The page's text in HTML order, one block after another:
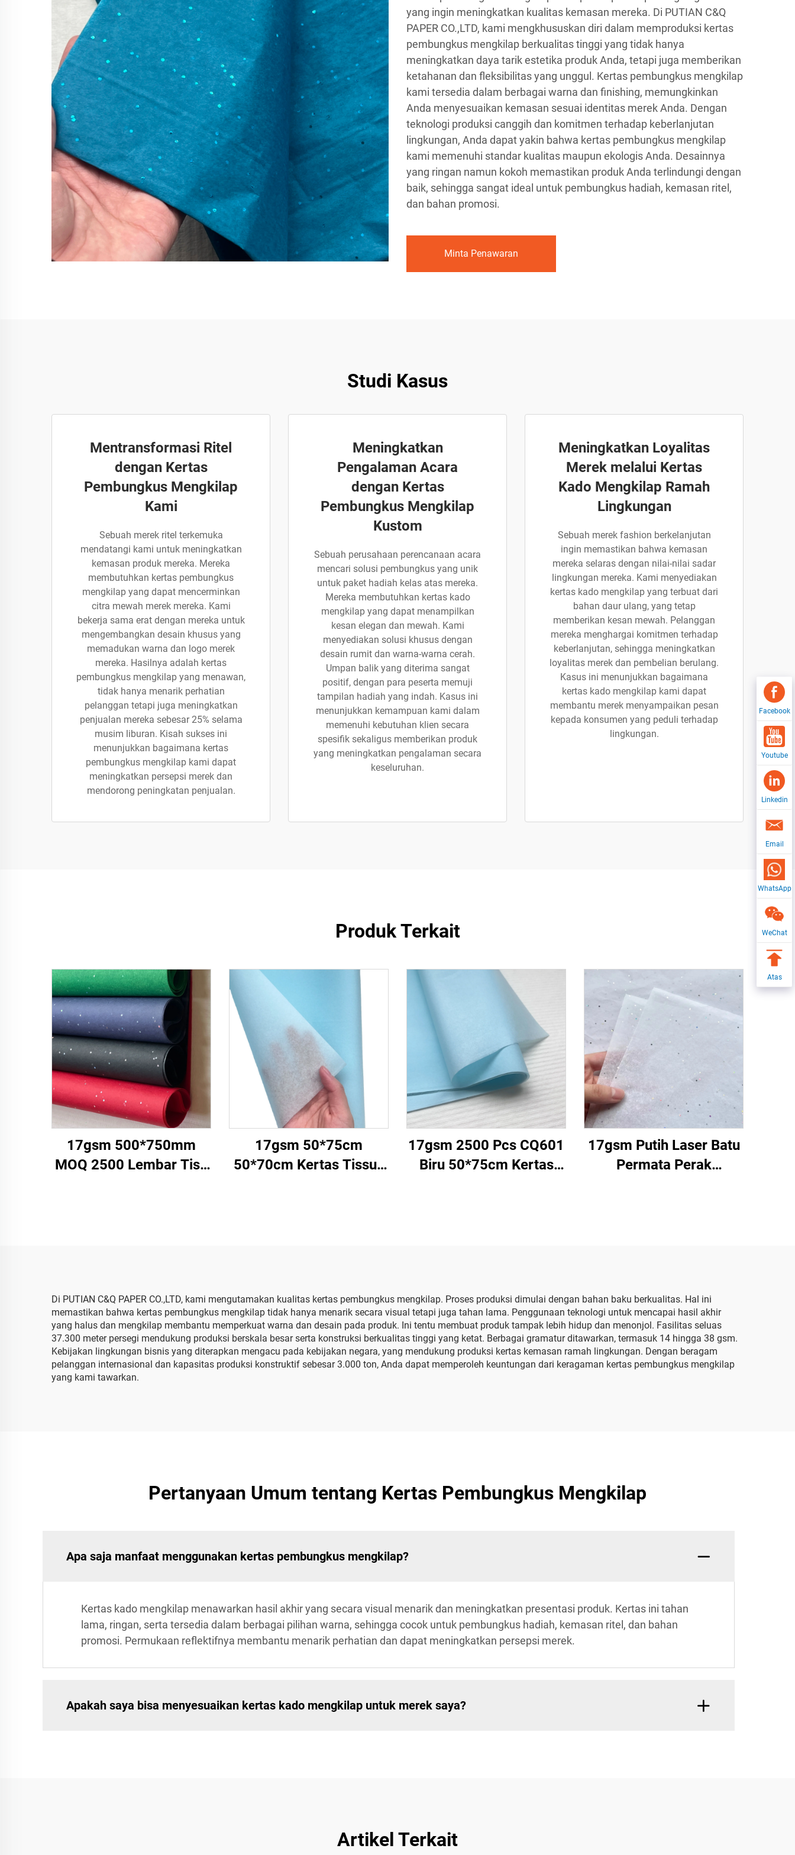
yang ingin meningkatkan kualitas kemasan mereka. Di PUTIAN C&Q
PAPER CO.,LTD, kami mengkhususkan diri dalam memproduksi kertas
pembungkus mengkilap berkualitas tinggi yang tidak hanya
meningkatkan daya tarik estetika produk Anda, tetapi juga memberikan
ketahanan dan fleksibilitas yang unggul. Kertas pembungkus mengkilap
kami tersedia dalam berbagai warna dan finishing, memungkinkan
Anda menyesuaikan kemasan sesuai identitas merek Anda. Dengan
teknologi produksi canggih dan komitmen terhadap keberlanjutan
lingkungan, Anda dapat yakin bahwa kertas pembungkus mengkilap
kami memenuhi standar kualitas maupun ekologis Anda. Desainnya
yang ringan namun kokoh memastikan produk Anda terlindungi dengan
baik, sehingga sangat ideal untuk pembungkus hadiah, kemasan ritel,
dan bahan promosi.
Minta Penawaran
Studi Kasus
Mentransformasi Ritel
dengan Kertas
Pembungkus Mengkilap
Kami
Sebuah merek ritel terkemuka
mendatangi kami untuk meningkatkan
kemasan produk mereka. Mereka
membutuhkan kertas pembungkus
mengkilap yang dapat mencerminkan
citra mewah merek mereka. Kami
bekerja sama erat dengan mereka untuk
mengembangkan desain khusus yang
memadukan warna dan logo merek
mereka. Hasilnya adalah kertas
pembungkus mengkilap yang menawan,
tidak hanya menarik perhatian
pelanggan tetapi juga meningkatkan
penjualan mereka sebesar 25% selama
musim liburan. Kisah sukses ini
menunjukkan bagaimana kertas
pembungkus mengkilap kami dapat
meningkatkan persepsi merek dan
mendorong peningkatan penjualan.
Meningkatkan
Pengalaman Acara
dengan Kertas
Pembungkus Mengkilap
Kustom
Sebuah perusahaan perencanaan acara
mencari solusi pembungkus yang unik
untuk paket hadiah kelas atas mereka.
Mereka membutuhkan kertas kado
mengkilap yang dapat menampilkan
kesan elegan dan mewah. Kami
menyediakan solusi khusus dengan
desain rumit dan warna-warna cerah.
Umpan balik yang diterima sangat
positif, dengan para peserta memuji
tampilan hadiah yang indah. Kasus ini
menunjukkan kemampuan kami dalam
memenuhi kebutuhan klien secara
spesifik sekaligus memberikan produk
yang meningkatkan pengalaman secara
keseluruhan.
Meningkatkan Loyalitas
Merek melalui Kertas
Kado Mengkilap Ramah
Lingkungan
Sebuah merek fashion berkelanjutan
ingin memastikan bahwa kemasan
mereka selaras dengan nilai-nilai sadar
lingkungan mereka. Kami menyediakan
kertas kado mengkilap yang terbuat dari
bahan daur ulang, yang tetap
memberikan kesan mewah. Pelanggan
mereka menghargai komitmen terhadap
keberlanjutan, sehingga meningkatkan
loyalitas merek dan pembelian berulang.
Kasus ini menunjukkan bagaimana
kertas kado mengkilap kami dapat
membantu merek menyampaikan pesan
kepada konsumen yang peduli terhadap
lingkungan.
Produk Terkait
17gsm 500*750mm
MOQ 2500 Lembar Tisu
17gsm 50*75cm
50*70cm Kertas Tissue
17gsm 2500 Pcs CQ601
Biru 50*75cm Kertas
17gsm Putih Laser Batu
Permata Perak
Di PUTIAN C&Q PAPER CO.,LTD, kami mengutamakan kualitas kertas pembungkus mengkilap. Proses produksi dimulai dengan bahan baku berkualitas. Hal ini
memastikan bahwa kertas pembungkus mengkilap tidak hanya menarik secara visual tetapi juga tahan lama. Penggunaan teknologi untuk mencapai hasil akhir
yang halus dan mengkilap membantu memperkuat warna dan desain pada produk. Ini tentu membuat produk tampak lebih hidup dan menonjol. Fasilitas seluas
37.300 meter persegi mendukung produksi berskala besar serta konstruksi berkualitas tinggi yang ketat. Berbagai gramatur ditawarkan, termasuk 14 hingga 38 gsm.
Kebijakan lingkungan bisnis yang diterapkan mengacu pada kebijakan negara, yang mendukung produksi kertas kemasan ramah lingkungan. Dengan beragam
pelanggan internasional dan kapasitas produksi konstruktif sebesar 3.000 ton, Anda dapat memperoleh keuntungan dari keragaman kertas pembungkus mengkilap
yang kami tawarkan.
Pertanyaan Umum tentang Kertas Pembungkus Mengkilap
Apa saja manfaat menggunakan kertas pembungkus mengkilap?
Kertas kado mengkilap menawarkan hasil akhir yang secara visual menarik dan meningkatkan presentasi produk. Kertas ini tahan
lama, ringan, serta tersedia dalam berbagai pilihan warna, sehingga cocok untuk pembungkus hadiah, kemasan ritel, dan bahan
promosi. Permukaan reflektifnya membantu menarik perhatian dan dapat meningkatkan persepsi merek.
Apakah saya bisa menyesuaikan kertas kado mengkilap untuk merek saya?
Artikel Terkait
Facebook
Youtube
Linkedin
Email
WhatsApp
WeChat
Atas